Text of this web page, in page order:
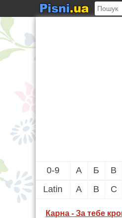
0-9 А Б В
Latin
A B C
Карна - За тебе